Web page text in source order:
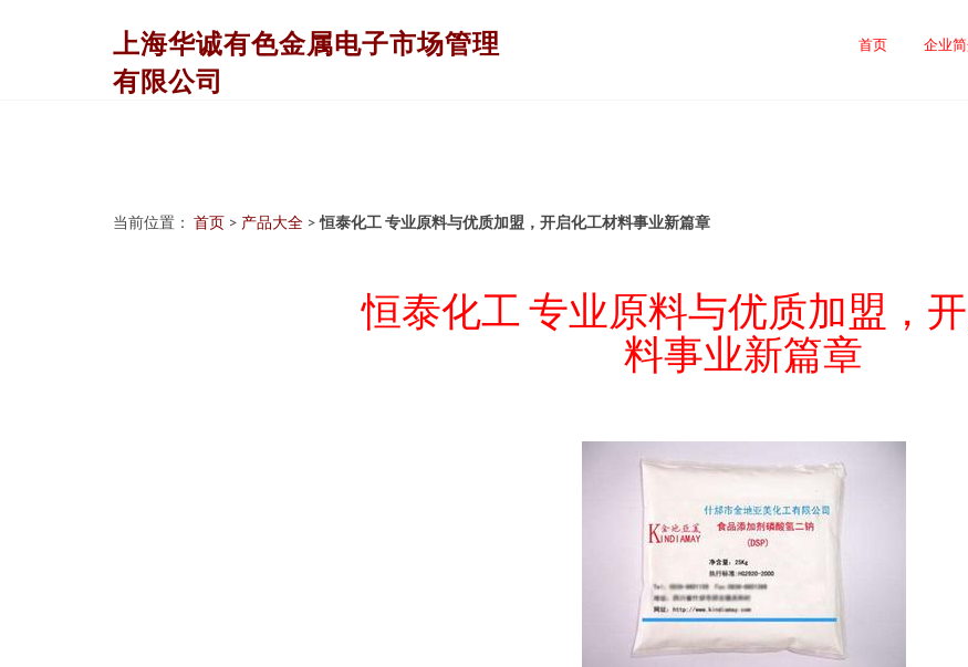
上海华诚有色金属电子市场管理
有限公司
首页 企业
当前位置： 首页 > 产品大全 > 恒泰化工 专业原料与优质加盟，开启化工材料事业新篇章
恒泰化工 专业原料与优质加盟，
料事业新篇章